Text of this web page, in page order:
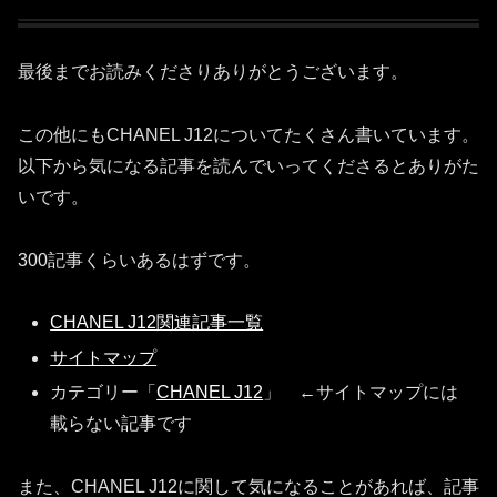
最後までお読みくださりありがとうございます。
この他にもCHANEL J12についてたくさん書いています。
以下から気になる記事を読んでいってくださるとありがた
いです。
300記事くらいあるはずです。
CHANEL J12関連記事一覧
サイトマップ
カテゴリー「CHANEL J12 」 ←サイトマップには
載らない記事です
また、CHANEL J12に関して気になることがあれば、記事